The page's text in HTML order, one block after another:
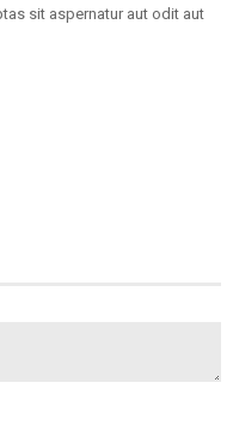
sit aspernatur aut odit aut